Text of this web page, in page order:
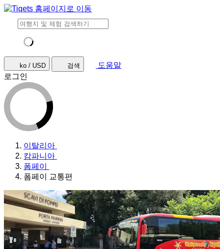
ko / USD 검색
도움말
로그인
이탈리아
캄파니아
폼페이
폼페이 교통편